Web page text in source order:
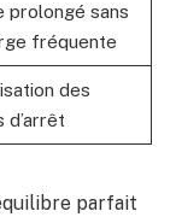
prolongé sans
fréquente
des
d’arrêt
parfait